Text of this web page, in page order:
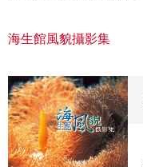
海生館風貌攝影集